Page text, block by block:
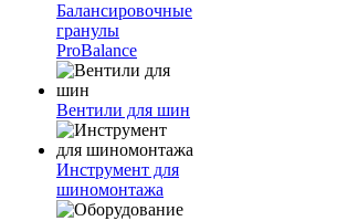
Балансировочные
гранулы
ProBalance
Вентили для шин
Инструмент для
шиномонтажа